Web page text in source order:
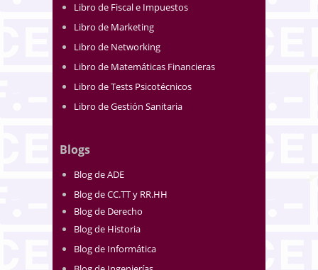
Libro de Fiscal e Impuestos
Libro de Marketing
Libro de Networking
Libro de Matemáticas Financieras
Libro de Tests Psicotécnicos
Libro de Gestión Sanitaria
Blogs
Blog de ADE
Blog de CC.TT y RR.HH
Blog de Derecho
Blog de Historia
Blog de Informática